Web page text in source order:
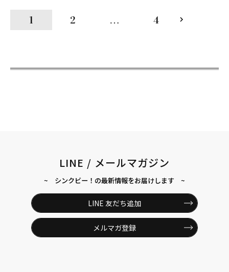
1 2 … 4
LINE / メールマガジン
~ シンクビー！の最新情報をお届けします ~
LINE 友だち追加
メルマガ登録